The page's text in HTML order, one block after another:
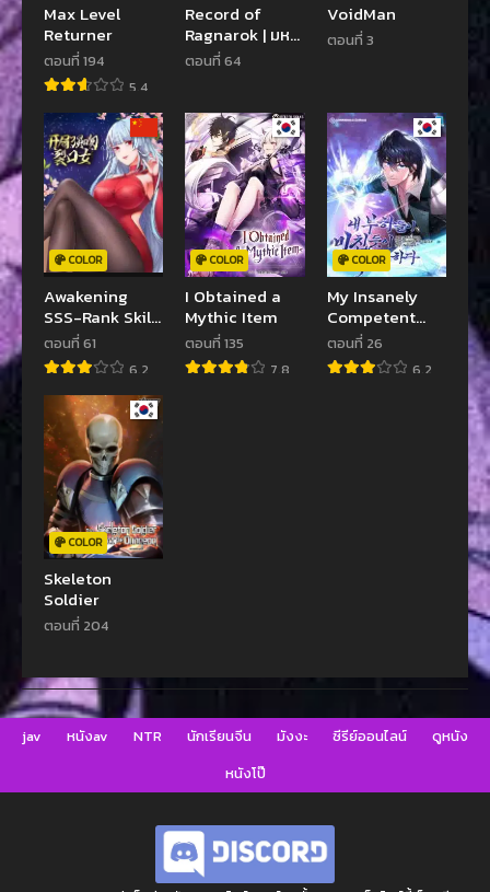
Max Level
Returner
ตอนที่ 194
5.4
Record of
Ragnarok | มหา
ศึกคนชนเทพ
ตอนที่ 64
VoidMan
ตอนที่ 3
COLOR
Awakening
SSS-Rank Skill
After A Kiss
ตอนที่ 61
6.2
COLOR
I Obtained a
Mythic Item
ตอนที่ 135
7.8
COLOR
My Insanely
Competent
Underlings
ตอนที่ 26
6.2
COLOR
Skeleton
Soldier
ตอนที่ 204
jav หนังav NTR นักเรียนจีน มังงะ ซีรีย์ออนไลน์
ดูหนัง
หนังโป๊